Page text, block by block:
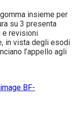
insieme per
su 3 presenta
e revisioni
in vista degli esodi
l’appello agli